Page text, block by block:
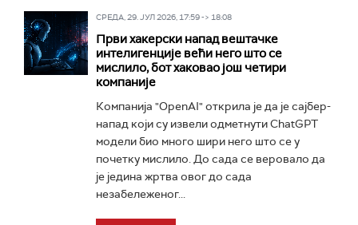
СРЕДА, 29. ЈУЛ 2026, 17:59 -> 18:08
Први хакерски напад вештачке
интелигенције већи него што се
мислило, бот хаковао још четири
компаније
Компанија "OpenAI" открила је да је сајбер-
напад који су извели одметнути ChatGPT
модели био много шири него што се у
почетку мислило. До сада се веровало да
је једина жртва овог до сада
незабележеног...